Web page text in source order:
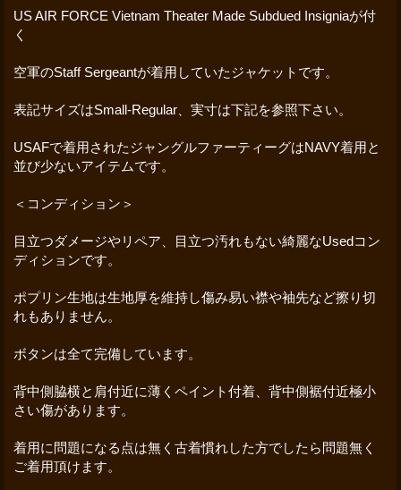
US AIR FORCE Vietnam Theater Made Subdued Insigniaが付
く
空軍のStaff Sergeantが着用していたジャケットです。
表記サイズはSmall-Regular、実寸は下記を参照下さい。
USAFで着用されたジャングルファーティーグはNAVY着用と
並び少ないアイテムです。
＜コンディション＞
目立つダメージやリペア、目立つ汚れもない綺麗なUsedコン
ディションです。
ポプリン生地は生地厚を維持し傷み易い襟や袖先など擦り切
れもありません。
ボタンは全て完備しています。
背中側脇横と肩付近に薄くペイント付着、背中側裾付近極小
さい傷があります。
着用に問題になる点は無く古着慣れした方でしたら問題無く
ご着用頂けます。